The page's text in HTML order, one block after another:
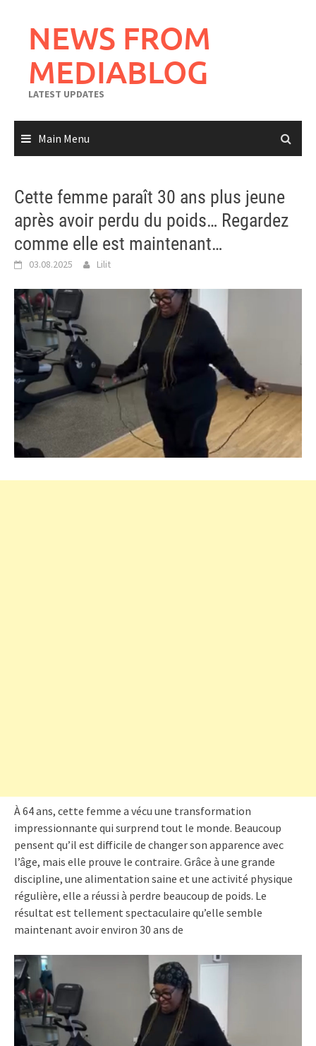
contentNEWS FROM
MEDIABLOG
LATEST UPDATES
Main Menu
Cette femme paraît 30 ans plus jeune
après avoir perdu du poids… Regardez
comme elle est maintenant…
03.08.2025 Lilit
À 64 ans, cette femme a vécu une transformation
impressionnante qui surprend tout le monde. Beaucoup
pensent qu’il est difficile de changer son apparence avec
l’âge, mais elle prouve le contraire. Grâce à une grande
discipline, une alimentation saine et une activité physique
régulière, elle a réussi à perdre beaucoup de poids. Le
résultat est tellement spectaculaire qu’elle semble
maintenant avoir environ 30 ans de